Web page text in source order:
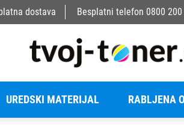
dostava Besplatni telefon 0800
UREDSKI MATERIJAL RABLJENA